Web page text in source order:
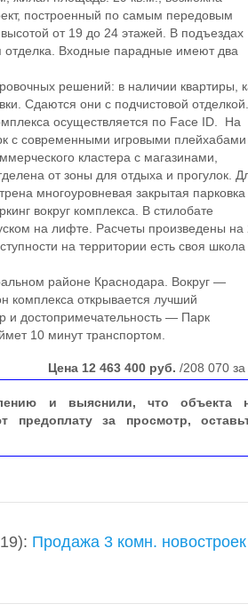
построенный по самым передовым
от 19 до 24 этажей. В подъездах
Входные парадные имеют два
решений: в наличии квартиры,
Сдаются они с подчистовой отделкой.
осуществляется по Face ID. На
с современными игровыми плейхабами
кластера с магазинами,
от зоны для отдыха и прогулок.
многоуровневая закрытая парковка
вокруг комплекса. В стилобате
на лифте. Расчеты произведены на
на территории есть своя школа
районе Краснодара. Вокруг —
комплекса открывается лучший
и достопримечательность — Парк
10 минут транспортом.
Цена 12 463 400 руб. /208 070
и выяснили, что объекта
предоплату за просмотр,
: Продажа 3 комн. новостроек